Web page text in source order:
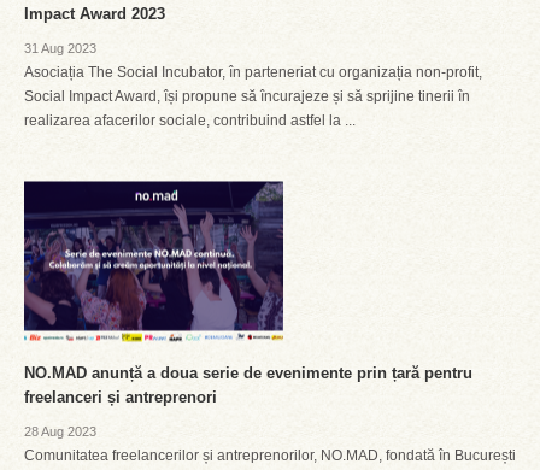
Impact Award 2023
31 Aug 2023
Asociația The Social Incubator, în parteneriat cu organizația non-profit,
Social Impact Award, își propune să încurajeze și să sprijine tinerii în
realizarea afacerilor sociale, contribuind astfel la ...
NO.MAD anunță a doua serie de evenimente prin țară pentru
freelanceri și antreprenori
28 Aug 2023
Comunitatea freelancerilor și antreprenorilor, NO.MAD, fondată în București